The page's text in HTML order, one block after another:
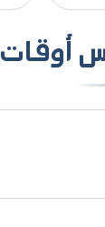
أوقات